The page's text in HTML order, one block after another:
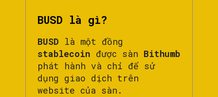
BUSD là gì?
BUSD là một đồng
stablecoin được sàn Bithumb
phát hành và chỉ để sử
dụng giao dịch trên
website của sàn.